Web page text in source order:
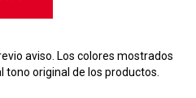
aviso. Los colores mostrados
original de los productos.